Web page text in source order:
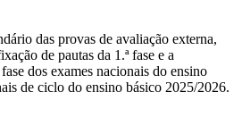
das provas de avaliação externa,
de pautas da 1.ª fase e a
dos exames nacionais do ensino
de ciclo do ensino básico 2025/2026.